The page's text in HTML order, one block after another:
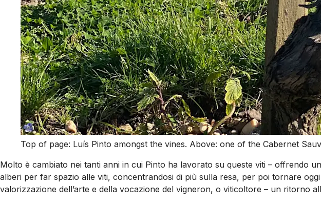
Top of page: Luís Pinto amongst the vines. Above: one of the Cabernet
Molto è cambiato nei tanti anni in cui Pinto ha lavorato su queste viti – offrendo
alberi per far spazio alle viti, concentrandosi di più sulla resa, per poi tornare
valorizzazione dell’arte e della vocazione del vigneron, o viticoltore – un ritorno